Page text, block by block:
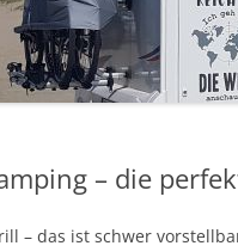
– die
– das ist schwer